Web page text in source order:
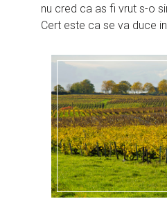
nu cred ca as fi vrut s-o
Cert este ca se va duce